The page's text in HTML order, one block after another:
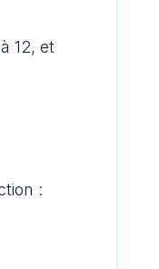
12, et
: